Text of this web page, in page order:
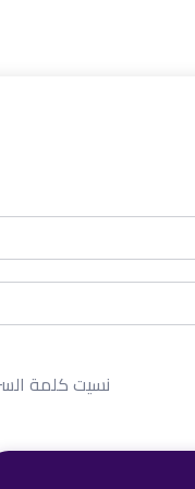
نسيت كلمة